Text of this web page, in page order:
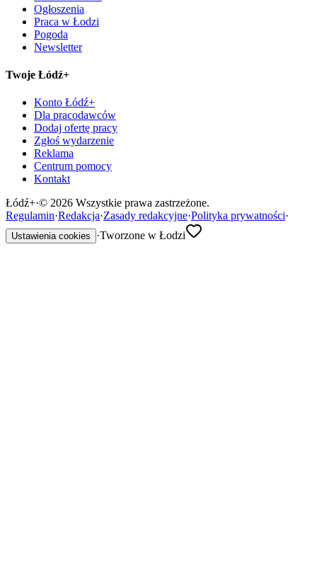
Ogłoszenia
Praca w Łodzi
Pogoda
Newsletter
Twoje Łódź+
Konto Łódź+
Dla pracodawców
Dodaj ofertę pracy
Zgłoś wydarzenie
Reklama
Centrum pomocy
Kontakt
Łódź+·© 2026 Wszystkie prawa zastrzeżone.
Regulamin·Redakcja·Zasady redakcyjne·Polityka prywatności·
Ustawienia cookies ·Tworzone w Łodzi